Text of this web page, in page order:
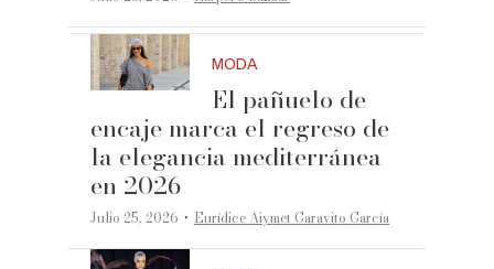
MODA
El pañuelo de
encaje marca el regreso de
la elegancia mediterránea
en 2026
Julio 25, 2026 ·Eurídice Aiymet Garavito García